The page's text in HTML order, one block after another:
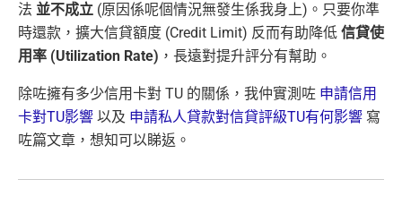
法 並不成立 (原因係呢個情況無發生係我身上)。只要你準
時還款，擴大信貸額度 (Credit Limit) 反而有助降低 信貸使
用率 (Utilization Rate) ，長遠對提升評分有幫助。
除咗擁有多少信用卡對 TU 的關係，我仲實測咗 申請信用
卡對TU影響 以及 申請私人貸款對信貸評級TU有何影響 寫
咗篇文章，想知可以睇返。